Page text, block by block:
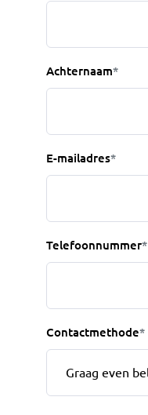
Achternaam*
E-mailadres*
Telefoonnummer*
Contactmethode*